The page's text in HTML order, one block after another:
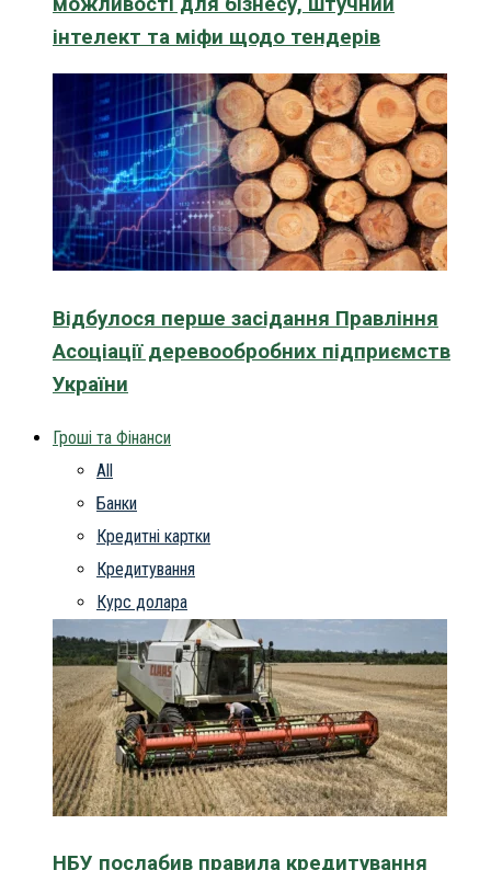
інтелект та міфи щодо тендерів
Відбулося перше засідання Правління
Асоціації деревообробних підприємств
України
Гроші та Фінанси
All
Банки
Кредитні картки
Кредитування
Курс долара
НБУ послабив правила кредитування